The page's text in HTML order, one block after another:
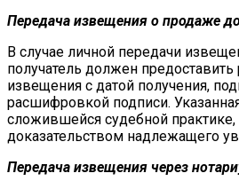
Передача извещения о продаже
В случае личной передачи
получатель должен предоставить
извещения с датой получения,
расшифровкой подписи.
сложившейся судебной практике,
доказательством надлежащего
Передача извещения через